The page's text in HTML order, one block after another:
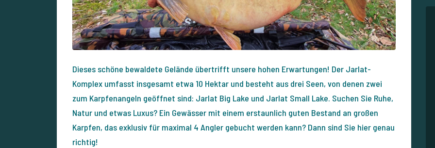
Dieses schöne bewaldete Gelände übertrifft unsere hohen Erwartungen! Der Jarlat-
Komplex umfasst insgesamt etwa 10 Hektar und besteht aus drei Seen, von denen zwei
zum Karpfenangeln geöffnet sind: Jarlat Big Lake und Jarlat Small Lake. Suchen Sie Ruhe,
Natur und etwas Luxus? Ein Gewässer mit einem erstaunlich guten Bestand an großen
Karpfen, das exklusiv für maximal 4 Angler gebucht werden kann? Dann sind Sie hier genau
richtig!